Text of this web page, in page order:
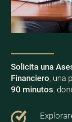
Solicita una
Financiero, una
90 minutos,